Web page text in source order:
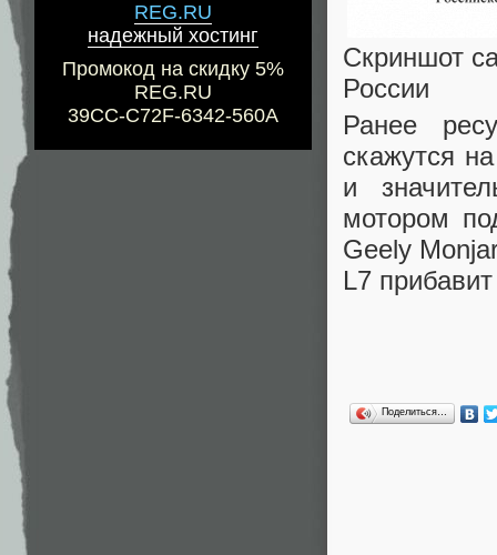
REG.RU
надежный хостинг
Промокод на скидку 5%
REG.RU
39CC-C72F-6342-560A
Скриншот
России
Ранее
скажутся
и
мотором
Geely
L7
Поделиться…